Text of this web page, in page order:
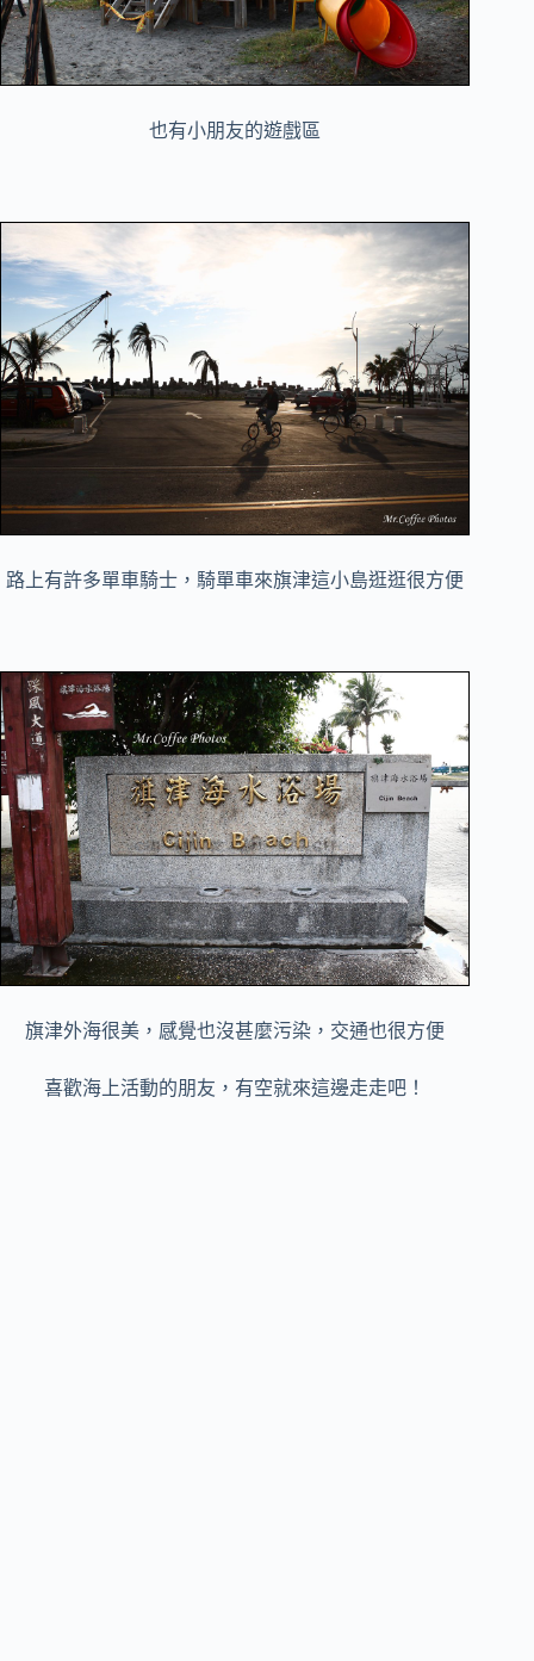
也有小朋友的遊戲區
路上有許多單車騎士，騎單車來旗津這小島逛逛很方便
旗津外海很美，感覺也沒甚麼污染，交通也很方便
喜歡海上活動的朋友，有空就來這邊走走吧！